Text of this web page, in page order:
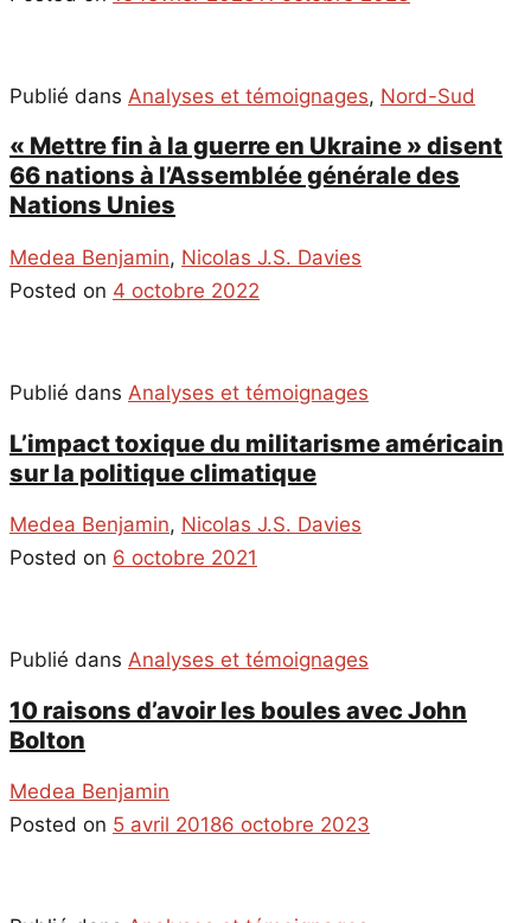
Publié dans Analyses et témoignages, Nord-Sud
« Mettre fin à la guerre en Ukraine » disent
66 nations à l’Assemblée générale des
Nations Unies
Medea Benjamin, Nicolas J.S. Davies
Posted on 4 octobre 2022
Publié dans Analyses et témoignages
L’impact toxique du militarisme américain
sur la politique climatique
Medea Benjamin, Nicolas J.S. Davies
Posted on 6 octobre 2021
Publié dans Analyses et témoignages
10 raisons d’avoir les boules avec John
Bolton
Medea Benjamin
Posted on 5 avril 20186 octobre 2023